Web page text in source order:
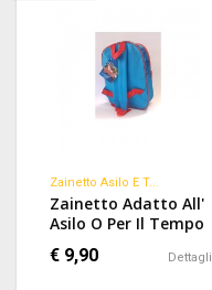
Zainetto Asilo E T...
Zainetto Adatto All'
Asilo O Per Il Tempo
Immagine
€ 9,90 Dettagli